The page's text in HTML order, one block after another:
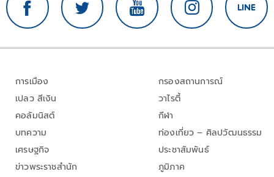
การเมือง
เปลว สีเงิน
คอลัมนิสต์
บทความ
เศรษฐกิจ
ข่าวพระราชสำนัก
กรองสถานการณ์
วาไรตี้
กีฬา
ท่องเที่ยว – ศิลปวัฒนธรรม
ประชาสัมพันธ์
ภูมิภาค